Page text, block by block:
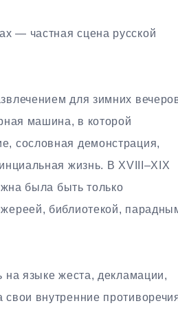
— частная сцена русской
для зимних
машина, в которой
сословная демонстрация,
жизнь. В XVIII–XIX
была быть только
библиотекой,
на языке жеста, декламации,
внутренние